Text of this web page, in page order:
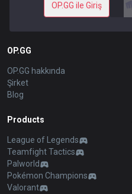
OP.GG ile Giriş
OP.GG
OP.GG hakkında
Şirket
Blog
Products
League of Legends
Teamfight Tactics
Palworld
Pokémon Champions
Valorant